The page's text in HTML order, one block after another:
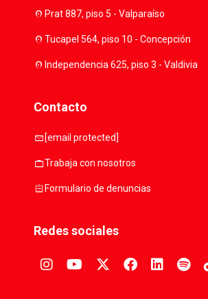
location_onPrat 887, piso 5 - Valparaíso
location_onTucapel 564, piso 10 - Concepción
location_onIndependencia 625, piso 3 - Valdivia
Contacto
mail [email protected]
workTrabaja con nosotros
assignmentFormulario de denuncias
Redes sociales